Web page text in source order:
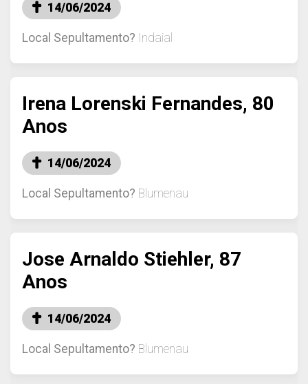
14/06/2024
Local Sepultamento? Indaial
Irena Lorenski Fernandes, 80
Anos
14/06/2024
Local Sepultamento? Blumenau
Jose Arnaldo Stiehler, 87
Anos
14/06/2024
Local Sepultamento? Blumenau